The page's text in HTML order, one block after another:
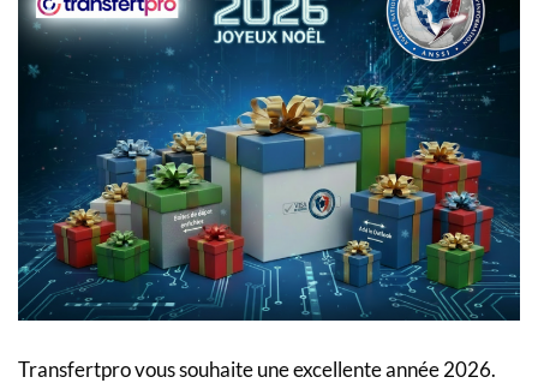
Transfertpro vous souhaite une excellente année 2026.